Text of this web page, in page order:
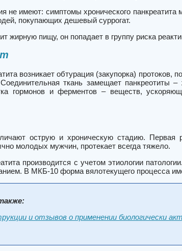
не имеют: симптомы хронического
покупающих дешевый суррогат.
жирную пищу, он попадает в группу риска
возникает обтурация (закупорка) протоков,
ткань замещает панкреотиты
гормонов и ферментов – веществ,
острую и хроническую стадию. Первая
молодых мужчин, протекает всегда тяжело.
производится с учетом этиологии
В МКБ-10 форма вялотекущего процесса
и отзывов о применении биологически